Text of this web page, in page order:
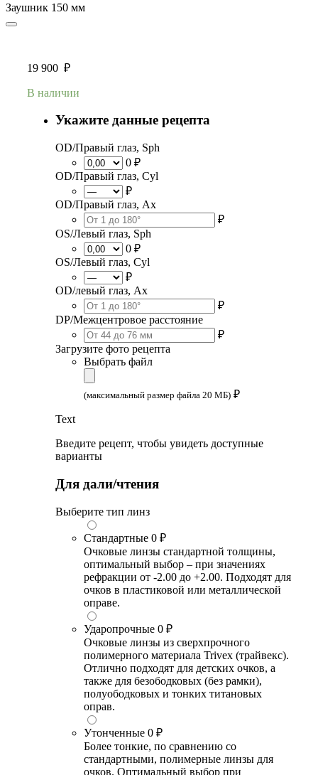
Заушник 150 мм
19 900 ₽
В наличии
Укажите данные рецепта
OD/Правый глаз, Sph
0 ₽
OD/Правый глаз, Cyl
₽
OD/Правый глаз, Ax
₽
OS/Левый глаз, Sph
0 ₽
OS/Левый глаз, Cyl
₽
OD/левый глаз, Ax
₽
DP/Межцентровое расстояние
₽
Загрузите фото рецепта
Выбрать файл
(максимальный размер файла 20 МБ) ₽
Text
Введите рецепт, чтобы увидеть доступные
варианты
Для дали/чтения
Выберите тип линз
Стандартные 0 ₽
Очковые линзы стандартной толщины,
оптимальный выбор – при значениях
рефракции от -2.00 до +2.00. Подходят для
очков в пластиковой или металлической
оправе.
Ударопрочные 0 ₽
Очковые линзы из сверхпрочного
полимерного материала Trivex (трайвекс).
Отлично подходят для детских очков, а
также для безободковых (без рамки),
полуободковых и тонких титановых
оправ.
Утонченные 0 ₽
Более тонкие, по сравнению со
стандартными, полимерные линзы для
очков. Оптимальный выбор при